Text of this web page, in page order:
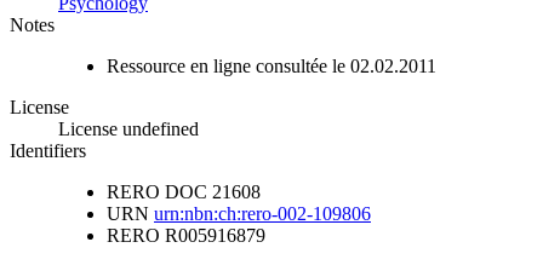
Notes
Ressource en ligne consultée le 02.02.2011
License
License undefined
Identifiers
RERO DOC 21608
URN urn:nbn:ch:rero-002-109806
RERO R005916879